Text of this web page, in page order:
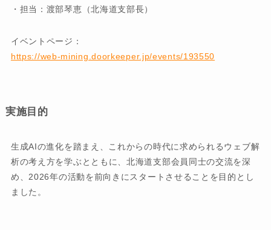
・担当：渡部琴恵（北海道支部長）
イベントページ：
https://web-mining.doorkeeper.jp/events/193550
実施目的
生成AIの進化を踏まえ、これからの時代に求められるウェブ解
析の考え方を学ぶとともに、北海道支部会員同士の交流を深
め、2026年の活動を前向きにスタートさせることを目的とし
ました。